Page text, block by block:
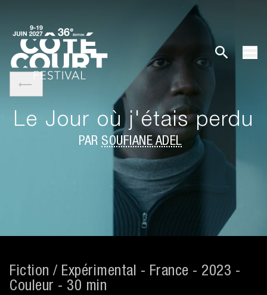
Le Jour où j'étais perdu
PAR SOUFIANE ADEL
Fiction / Expérimental - France - 2023 -
Couleur - 30 min